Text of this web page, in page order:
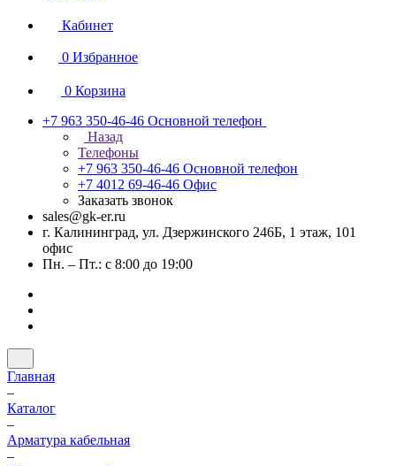
Кабинет
0 Избранное
0 Корзина
+7 963 350-46-46 Основной телефон
Назад
Телефоны
+7 963 350-46-46 Основной телефон
+7 4012 69-46-46 Офис
Заказать звонок
sales@gk-er.ru
г. Калининград, ул. Дзержинского 246Б, 1 этаж, 101
офис
Пн. – Пт.: с 8:00 до 19:00
Главная
–
Каталог
–
Арматура кабельная
–